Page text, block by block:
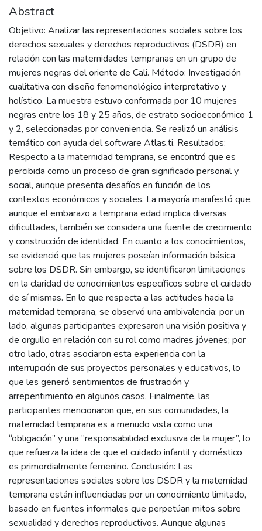
Abstract
Objetivo: Analizar las representaciones sociales sobre los
derechos sexuales y derechos reproductivos (DSDR) en
relación con las maternidades tempranas en un grupo de
mujeres negras del oriente de Cali. Método: Investigación
cualitativa con diseño fenomenológico interpretativo y
holístico. La muestra estuvo conformada por 10 mujeres
negras entre los 18 y 25 años, de estrato socioeconómico 1
y 2, seleccionadas por conveniencia. Se realizó un análisis
temático con ayuda del software Atlas.ti. Resultados:
Respecto a la maternidad temprana, se encontró que es
percibida como un proceso de gran significado personal y
social, aunque presenta desafíos en función de los
contextos económicos y sociales. La mayoría manifestó que,
aunque el embarazo a temprana edad implica diversas
dificultades, también se considera una fuente de crecimiento
y construcción de identidad. En cuanto a los conocimientos,
se evidenció que las mujeres poseían información básica
sobre los DSDR. Sin embargo, se identificaron limitaciones
en la claridad de conocimientos específicos sobre el cuidado
de sí mismas. En lo que respecta a las actitudes hacia la
maternidad temprana, se observó una ambivalencia: por un
lado, algunas participantes expresaron una visión positiva y
de orgullo en relación con su rol como madres jóvenes; por
otro lado, otras asociaron esta experiencia con la
interrupción de sus proyectos personales y educativos, lo
que les generó sentimientos de frustración y
arrepentimiento en algunos casos. Finalmente, las
participantes mencionaron que, en sus comunidades, la
maternidad temprana es a menudo vista como una
“obligación” y una “responsabilidad exclusiva de la mujer”, lo
que refuerza la idea de que el cuidado infantil y doméstico
es primordialmente femenino. Conclusión: Las
representaciones sociales sobre los DSDR y la maternidad
temprana están influenciadas por un conocimiento limitado,
basado en fuentes informales que perpetúan mitos sobre
sexualidad y derechos reproductivos. Aunque algunas